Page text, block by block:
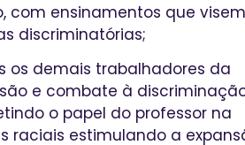
com ensinamentos que
discriminatórias;
os demais trabalhadores da
e combate à
o papel do professor na
raciais estimulando a